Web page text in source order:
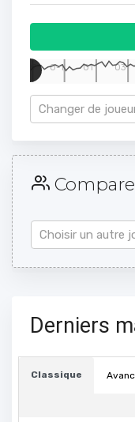
0-1 01 03
Changer de
Choisir un autre
Derniers
Classique